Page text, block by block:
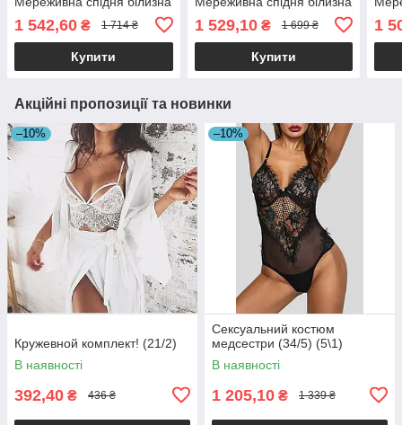
1 542,60 ₴ 1 714 ₴
Купити
1 529,10₴ 1 699 ₴
Купити
1
Акційні пропозиції та новинки
–10%
Кружевной комплект! (21/2)
В наявності
392,40 ₴ 436 ₴
–10%
Сексуальний костюм
медсестри (34/5) (5\1)
В наявності
1 205,10 ₴ 1 339 ₴